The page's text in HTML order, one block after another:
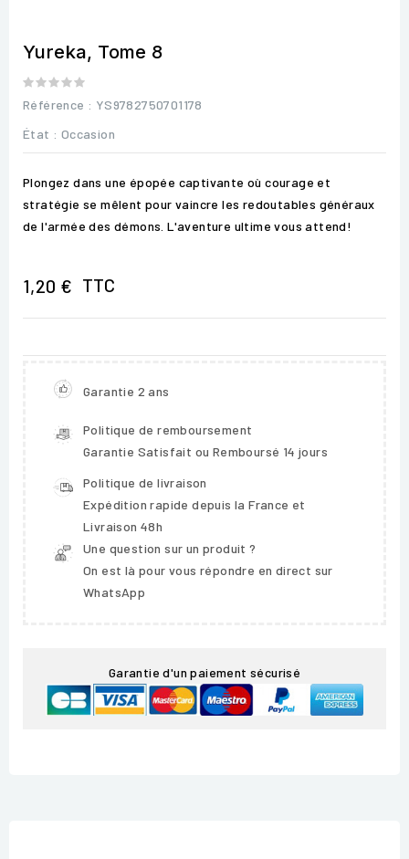
Yureka, Tome 8
Référence : YS9782750701178
État : Occasion
Plongez dans une épopée captivante où courage et
stratégie se mêlent pour vaincre les redoutables généraux
de l'armée des démons. L'aventure ultime vous attend!
1,20 € TTC
Garantie 2 ans
Politique de remboursement
Garantie Satisfait ou Remboursé 14 jours
Politique de livraison
Expédition rapide depuis la France et
Livraison 48h
Une question sur un produit ?
On est là pour vous répondre en direct sur
WhatsApp
Garantie d'un paiement sécurisé